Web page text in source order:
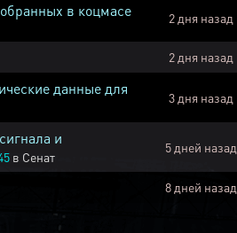
в коцмасе 2 дня назад
2 дня назад
данные для
3 дня назад
и
в Сенат
5 дней назад
8 дней назад